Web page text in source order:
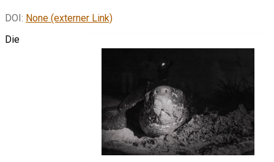
DOI: None (externer Link)
Die